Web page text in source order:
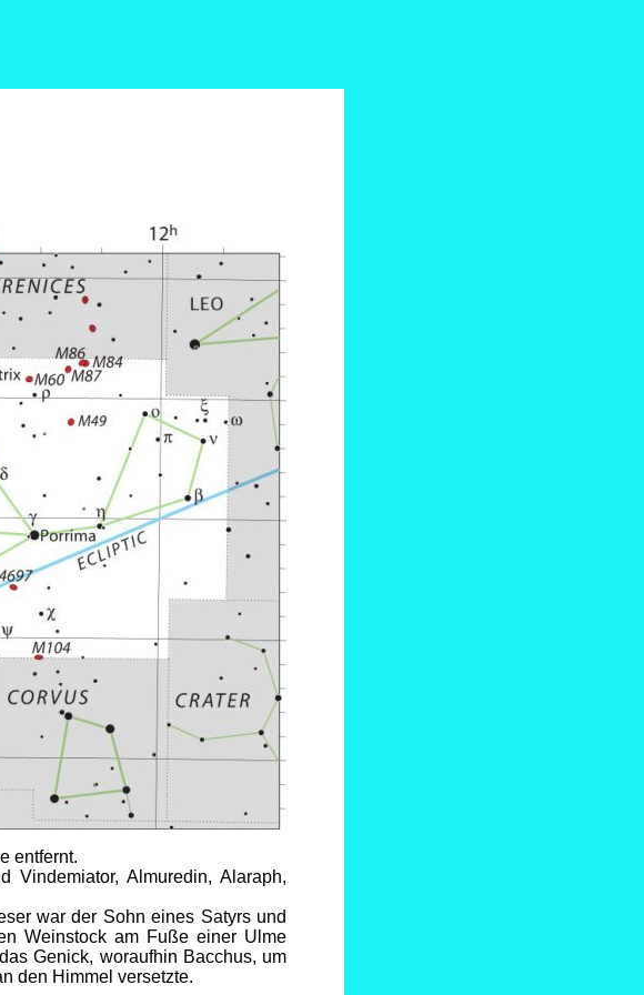
entfernt.
Vindemiator, Almuredin, Alaraph,
war der Sohn eines Satyrs und
Weinstock am Fuße einer Ulme
Genick, woraufhin Bacchus, um
den Himmel versetzte.